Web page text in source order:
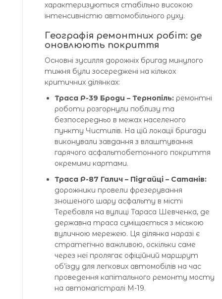
характеризуються стабільно високою
інтенсивністю автомобільного руху.
Географія ремонтних робіт: де
оновлюють покриття
Основні зусилля дорожніх бригад минулого
тижня були зосереджені на кількох
критичних ділянках:
Траса Р-39 Броди – Тернопіль: ремонтні
роботи розгорнули поблизу та
безпосередньо в межах населеного
пункту Чистилів. На цій локації бригади
виконували завдання з влаштування
гарячого асфальтобетонного покриття
окремими картами.
Траса Р-87 Галич – Підгайці – Сатанів:
дорожники провели фрезерування
зношеного шару асфальту в місті
Теребовля на вулиці Тараса Шевченка, де
державна траса суміщається з міською
вуличною мережею. Ця ділянка наразі є
стратегічно важливою, оскільки саме
через неї пролягає офіційний маршрут
об’їзду для легкових автомобілів на час
проведення капітального ремонту мосту
на автомагістралі М-19.